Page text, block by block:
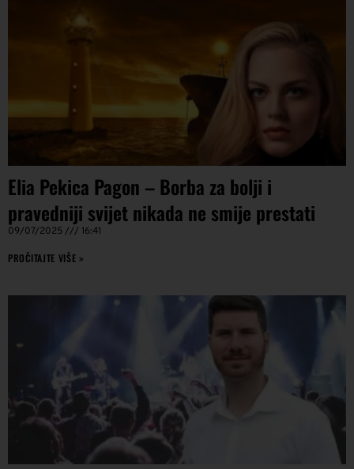
Elia Pekica Pagon – Borba za bolji i
pravedniji svijet nikada ne smije prestati
09/07/2025 16:41
PROČITAJTE VIŠE »